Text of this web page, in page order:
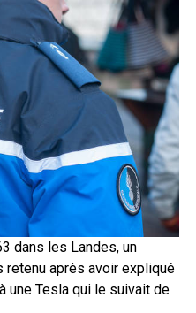
dans les Landes, un
après avoir expliqué
une Tesla qui le suivait de